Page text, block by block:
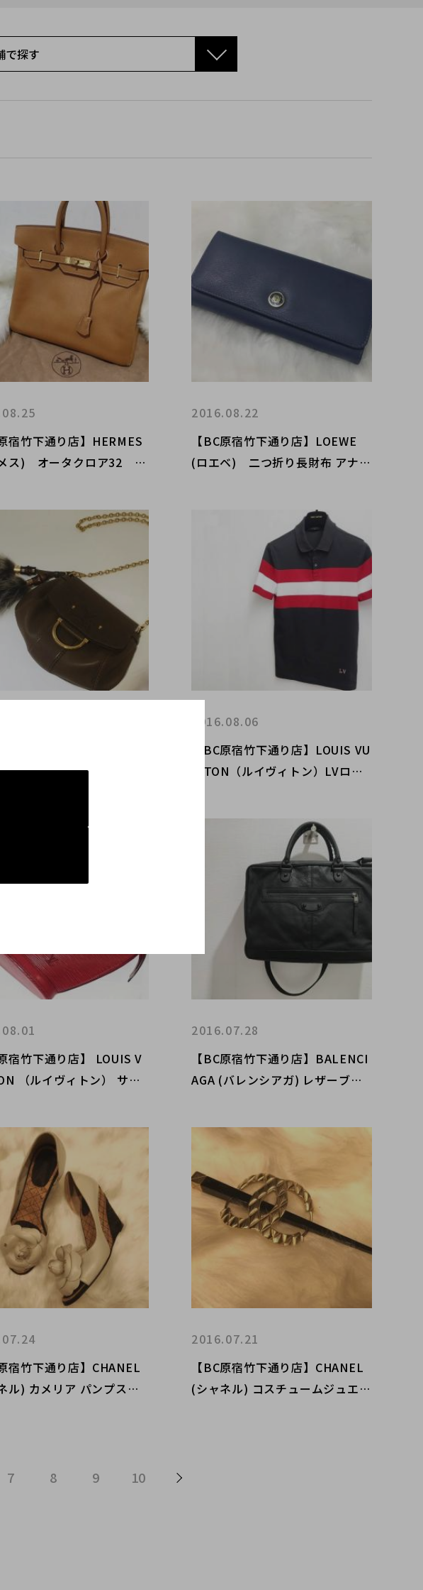
宿竹下通り店】HERMES
ス) オータクロア32 ア
【BC原宿竹下通り店】LOEWE
(ロエベ) 二つ折り長財布 アナグ
2016.08.22
）ファーチャーム クレ
ザーショルダーバッグ
【BC原宿竹下通り店】LOUIS VU
ITTON（ルイヴィトン）LVロゴ
2016.08.06
宿竹下通り店】 LOUIS V
（ルイヴィトン） サン
【BC原宿竹下通り店】BALENCI
AGA (バレンシアガ) レザーブリ
2016.07.28
宿竹下通り店】CHANEL
ル) カメリア パンプスの
【BC原宿竹下通り店】CHANEL
(シャネル) コスチュームジュエリ
2016.07.21
7 8 9 10